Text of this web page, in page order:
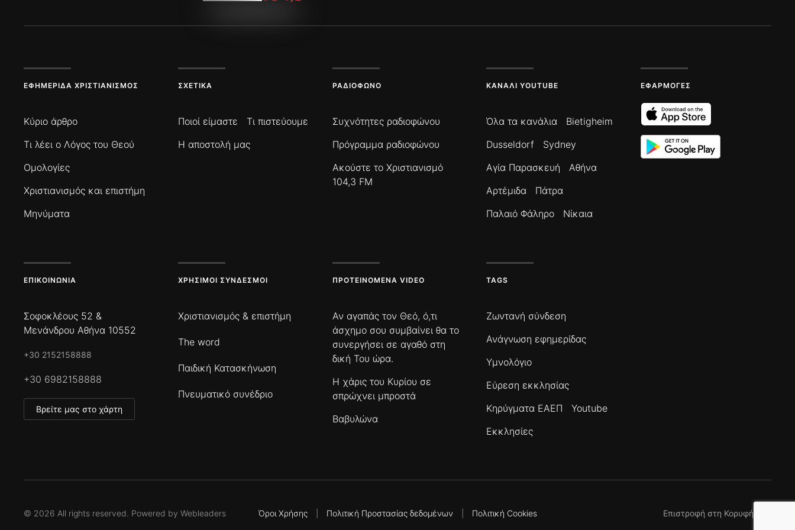
ΕΦΗΜΕΡΊΔΑ ΧΡΙΣΤΙΑΝΙΣΜΌΣ
Κύριο άρθρο
Τι λέει ο Λόγος του Θεού
Ομολογίες
Χριστιανισμός και επιστήμη
Μηνύματα
ΣΧΕΤΙΚΆ
Ποιοί είμαστε
Τι πιστεύουμε
Η αποστολή μας
ΡΑΔΙΌΦΩΝΟ
Συχνότητες ραδιοφώνου
Πρόγραμμα ραδιοφώνου
Ακούστε το Χριστιανισμό
104,3 FM
ΚΑΝΆΛΙ YOUTUBE
Όλα τα κανάλια
Bietigheim
Dusseldorf
Sydney
Αγία Παρασκευή
Αθήνα
Αρτέμιδα
Πάτρα
Παλαιό Φάληρο
Νίκαια
ΕΦΑΡΜΟΓΈΣ
ΕΠΙΚΟΙΝΩΝΊΑ
Σοφοκλέους 52 &
Μενάνδρου Αθήνα 10552
+30 2152158888
+30 6982158888
Βρείτε μας στο χάρτη
ΧΡΉΣΙΜΟΙ ΣΎΝΔΕΣΜΟΙ
Χριστιανισμός & επιστήμη
The word
Παιδική Κατασκήνωση
Πνευματικό συνέδριο
ΠΡΟΤΕΙΝΌΜΕΝΑ VIDEO
Αν αγαπάς τον Θεό, ό,τι
άσχημο σου συμβαίνει θα το
συνεργήσει σε αγαθό στη
δική Του ώρα.
Η χάρις του Κυρίου σε
σπρώχνει μπροστά
Βαβυλώνα
TAGS
Ζωντανή σύνδεση
Ανάγνωση εφημερίδας
Υμνολόγιο
Εύρεση εκκλησίας
Κηρύγματα ΕΑΕΠ
Youtube
Εκκλησίες
© 2026 All rights reserved. Powered by Webleaders Όροι Χρήσης| Πολιτική Προστασίας δεδομένων Πολιτική Cookies Επιστροφή στη Κορυφή